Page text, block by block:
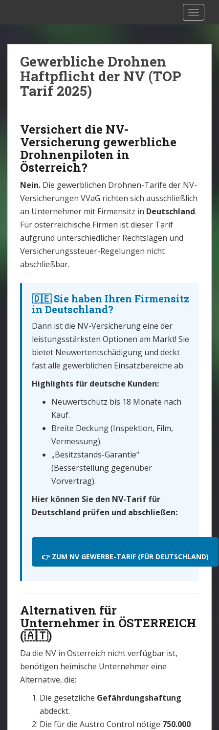
Gewerbliche Drohnen
Haftpflicht der NV (TOP
Tarif 2025)
Versichert die NV-
Versicherung gewerbliche
Drohnenpiloten in
Österreich?
Nein. Die gewerblichen Drohnen-Tarife der NV-
Versicherungen VVaG richten sich ausschließlich
an Unternehmer mit Firmensitz in Deutschland.
Für österreichische Firmen ist dieser Tarif
aufgrund unterschiedlicher Rechtslagen und
Versicherungssteuer-Regelungen nicht
abschließbar.
🇩🇪 Sie haben Ihren Firmensitz
in Deutschland?
Dann ist die NV-Versicherung eine der
leistungsstärksten Optionen am Markt! Sie
bietet Neuwertentschädigung und deckt
fast alle gewerblichen Einsatzbereiche ab.
Highlights für deutsche Kunden:
Neuwertschutz bis 18 Monate nach
Kauf.
Breite Deckung (Inspektion, Film,
Vermessung).
„Besitzstands-Garantie“
(Besserstellung gegenüber
Vorvertrag).
Hier können Sie den NV-Tarif für
Deutschland prüfen und abschließen:
👉 ZUM NV GEWERBE-TARIF (FÜR DEUTSCHLAND)
Alternativen für
Unternehmer in ÖSTERREICH
(🇦🇹)
Da die NV in Österreich nicht verfügbar ist,
benötigen heimische Unternehmer eine
Alternative, die:
Die gesetzliche Gefährdungshaftung
abdeckt.
Die für die Austro Control nötige 750.000